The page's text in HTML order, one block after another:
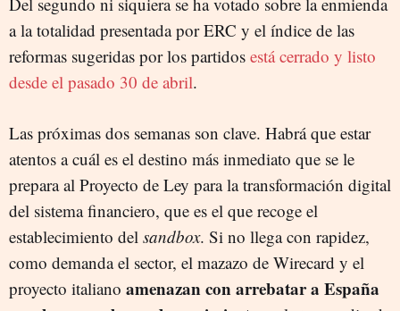
a la totalidad presentada por ERC y el índice de las
reformas sugeridas por los partidos está cerrado y listo
desde el pasado 30 de abril.
Las próximas dos semanas son clave. Habrá que estar
atentos a cuál es el destino más inmediato que se le
prepara al Proyecto de Ley para la transformación digital
del sistema financiero, que es el que recoge el
establecimiento del sandbox. Si no llega con rapidez,
como demanda el sector, el mazazo de Wirecard y el
proyecto italiano amenazan con arrebatar a España